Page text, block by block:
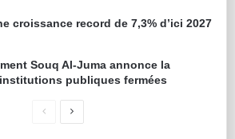
croissance record de 7,3% d’ici 2027
Souq Al-Juma annonce la
publiques fermées